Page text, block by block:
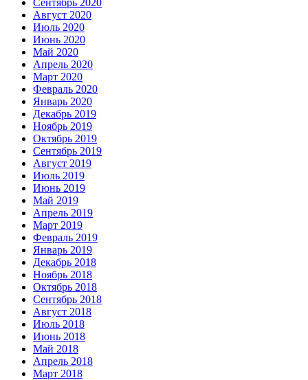
Август 2020
Июль 2020
Июнь 2020
Май 2020
Апрель 2020
Март 2020
Февраль 2020
Январь 2020
Декабрь 2019
Ноябрь 2019
Октябрь 2019
Сентябрь 2019
Август 2019
Июль 2019
Июнь 2019
Май 2019
Апрель 2019
Март 2019
Февраль 2019
Январь 2019
Декабрь 2018
Ноябрь 2018
Октябрь 2018
Сентябрь 2018
Август 2018
Июль 2018
Июнь 2018
Май 2018
Апрель 2018
Март 2018